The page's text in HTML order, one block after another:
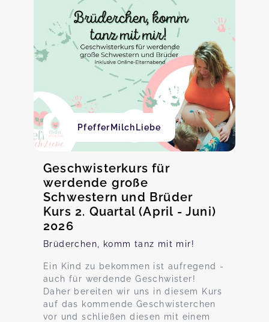
PfefferMilchLiebe
Geschwisterkurs für
werdende große
Schwestern und Brüder
Kurs 2. Quartal (April - Juni)
2026
Brüderchen, komm tanz mit mir!
Ein Kind zu bekommen ist aufregend -
auch für werdende Geschwister!
Daher bereiten wir uns in diesem Kurs
auf das kommende Geschwisterchen
vor und schließen diesen mit einem